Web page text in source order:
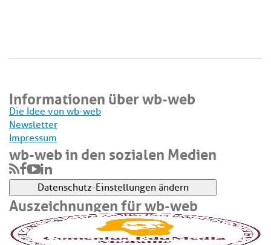
Informationen über wb-web
Die Idee von wb-web
Newsletter
Impressum
wb-web in den sozialen Medien
Datenschutz-Einstellungen ändern
Auszeichnungen für wb-web